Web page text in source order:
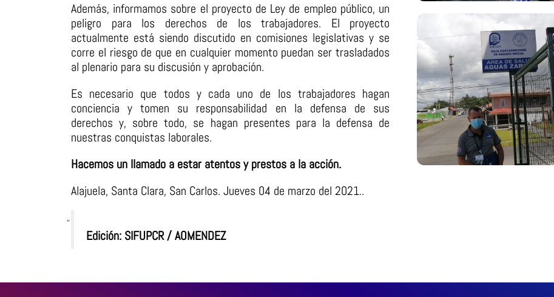
Además, informamos sobre el proyecto de Ley de empleo público, un
peligro para los derechos de los trabajadores. El proyecto
actualmente está siendo discutido en comisiones legislativas y se
corre el riesgo de que en cualquier momento puedan ser trasladados
al plenario para su discusión y aprobación.
Es necesario que todos y cada uno de los trabajadores hagan
conciencia y tomen su responsabilidad en la defensa de sus
derechos y, sobre todo, se hagan presentes para la defensa de
nuestras conquistas laborales.
Hacemos un llamado a estar atentos y prestos a la acción.
Alajuela, Santa Clara, San Carlos. Jueves 04 de marzo del 2021..
Edición: SIFUPCR / AOMENDEZ